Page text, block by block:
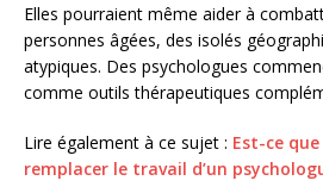
Elles pourraient même aider à
personnes âgées, des isolés
atypiques. Des psychologues
comme outils thérapeutiques
Lire également à ce sujet : Est-ce
remplacer le travail d’un